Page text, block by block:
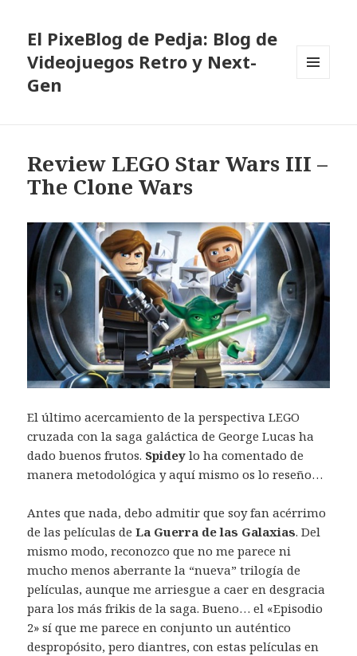
El PixeBlog de Pedja: Blog de
Videojuegos Retro y Next-
Gen
Review LEGO Star Wars III –
The Clone Wars
El último acercamiento de la perspectiva LEGO
cruzada con la saga galáctica de George Lucas ha
dado buenos frutos. Spideylo ha comentado de
manera metodológica y aquí mismo os lo reseño…
Antes que nada, debo admitir que soy fan acérrimo
de las películas deLa Guerra de las Galaxias. Del
mismo modo, reconozco que no me parece ni
mucho menos aberrante la “nueva” trilogía de
películas, aunque me arriesgue a caer en desgracia
para los más frikis de la saga. Bueno… el «Episodio
2» sí que me parece en conjunto un auténtico
despropósito, pero diantres, con estas películas en